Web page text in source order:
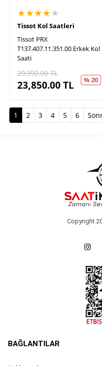
★★★★★
Tissot Kol Saatleri
Tissot PRX
T137.407.11.351.00 Erkek Kol
Saati
29,990.00TL
23,850.00TL % 20
1 (current)
2 3 4 5 6
Copyright
BAĞLANTILAR